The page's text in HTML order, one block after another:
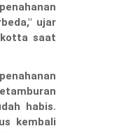
ujar
saat
habis.
kembali